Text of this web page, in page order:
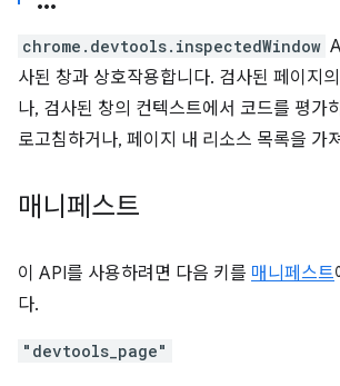
chrome.devtools.inspectedWindow
사된 창과 상호작용합니다. 검사된 페이지
나, 검사된 창의 컨텍스트에서 코드를 평가
로고침하거나, 페이지 내 리소스 목록을 가
매니페스트
이 API를 사용하려면 다음 키를 매니페스트
다.
"devtools_page"